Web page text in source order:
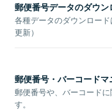
郵便番号データのダウン
各種データのダウンロー
更新）
郵便番号・バーコードマ
郵便番号や、バーコード
す。